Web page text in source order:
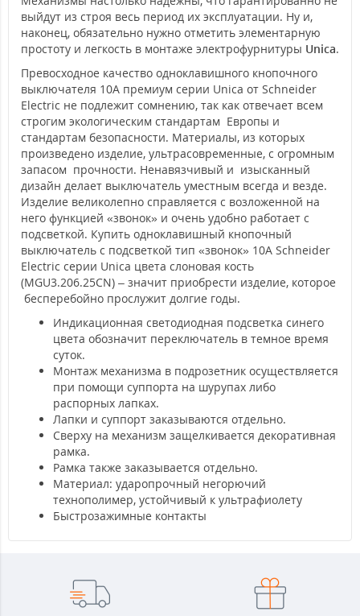
выйдут из строя весь период их эксплуатации. Ну и,
наконец, обязательно нужно отметить элементарную
простоту и легкость в монтаже электрофурнитуры Unica.
Превосходное качество одноклавишного кнопочного
выключателя 10А премиум серии Unica от Schneider
Electric не подлежит сомнению, так как отвечает всем
строгим экологическим стандартам Европы и
стандартам безопасности. Материалы, из которых
произведено изделие, ультрасовременные, с огромным
запасом прочности. Ненавязчивый и изысканный
дизайн делает выключатель уместным всегда и везде.
Изделие великолепно справляется с возложенной на
него функцией «звонок» и очень удобно работает с
подсветкой. Купить одноклавишный кнопочный
выключатель с подсветкой тип «звонок» 10А Schneider
Electric серии Unica цвета слоновая кость
(MGU3.206.25СN) – значит приобрести изделие, которое
бесперебойно прослужит долгие годы.
Индикационная светодиодная подсветка синего
цвета обозначит переключатель в темное время
суток.
Монтаж механизма в подрозетник осуществляется
при помощи суппорта на шурупах либо
распорных лапках.
Лапки и суппорт заказываются отдельно.
Сверху на механизм защелкивается декоративная
рамка.
Рамка также заказывается отдельно.
Материал: ударопрочный негорючий
технополимер, устойчивый к ультрафиолету
Быстрозажимные контакты